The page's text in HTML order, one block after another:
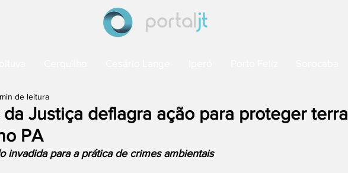
Justiça deflagra ação para proteger terra
PA
de leitura
invadida para a prática de crimes ambientais